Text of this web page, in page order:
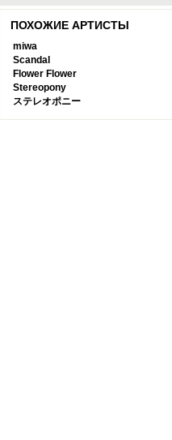
ПОХОЖИЕ АРТИСТЫ
miwa
Scandal
Flower Flower
Stereopony
ステレオポニー